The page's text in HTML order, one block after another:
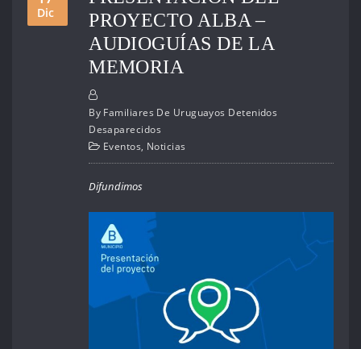
Dic
PROYECTO ALBA –
AUDIOGUÍAS DE LA
MEMORIA
By Familiares De Uruguayos Detenidos
Desaparecidos
Eventos, Noticias
Difundimos